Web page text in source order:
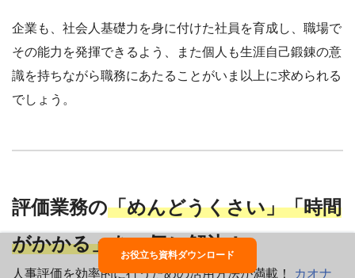
企業も、社会人基礎力を身に付けた社員を育成し、職場で
その能力を発揮できるよう、また個人も生涯自己鍛錬の意
識を持ちながら職務にあたることがいま以上に求められる
でしょう。
評価業務の「めんどうくさい」「時間
がかかる」を一気に解決！
人事評価を効率的に行うための活用方法が満載！ カオナ
お役立ち資料ダウンロード